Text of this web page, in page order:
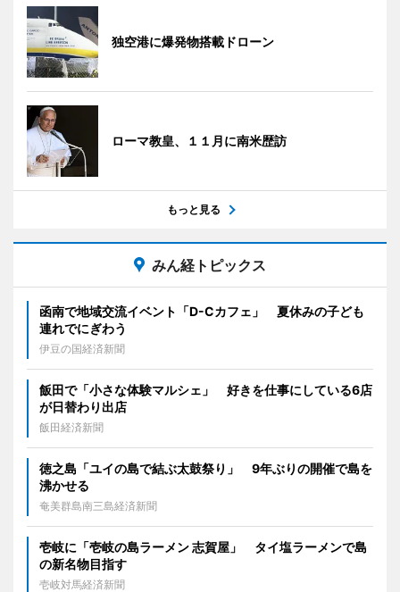
独空港に爆発物搭載ドローン
ローマ教皇、１１月に南米歴訪
もっと見る
みん経トピックス
函南で地域交流イベント「D-Cカフェ」 夏休みの子ども
連れでにぎわう
伊豆の国経済新聞
飯田で「小さな体験マルシェ」 好きを仕事にしている6店
が日替わり出店
飯田経済新聞
徳之島「ユイの島で結ぶ太鼓祭り」 9年ぶりの開催で島を
沸かせる
奄美群島南三島経済新聞
壱岐に「壱岐の島ラーメン 志賀屋」 タイ塩ラーメンで島
の新名物目指す
壱岐対馬経済新聞